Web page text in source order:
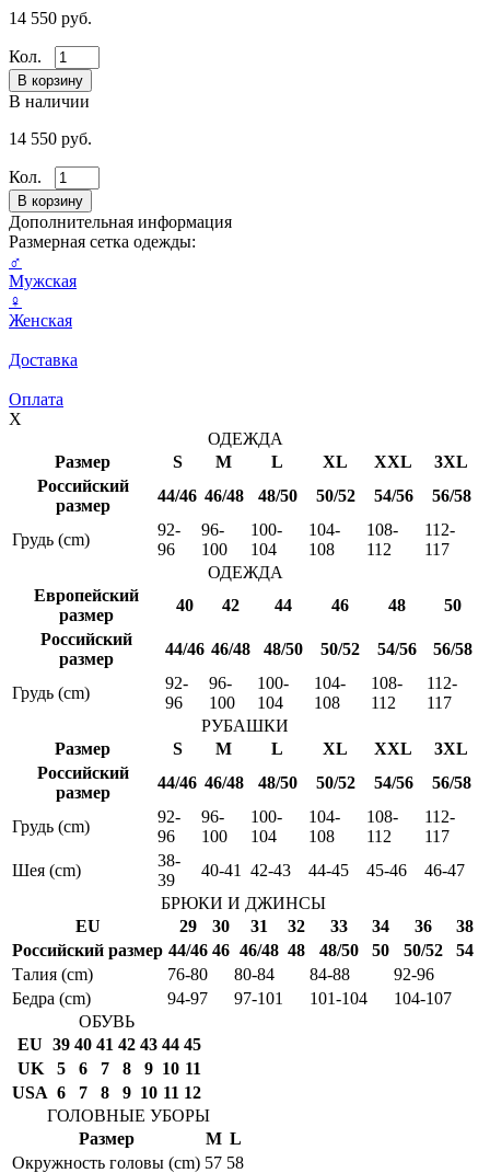
14 550 руб.
Кол.
В наличии
14 550 руб.
Кол.
Дополнительная информация
Размерная сетка одежды:
♂
Мужская
♀
Женская
Доставка
Оплата
X
ОДЕЖДА
Размер
S M L XL XXL
3XL
Российский
размер
44/46 46/48 48/50 50/52 54/56 56/58
Грудь (cm)
92-
96
96-
100
100-
104
104-
108
108-
112
112-
117
ОДЕЖДА
Европейский
размер
40 42 44 46 48
50
Российский
размер
44/46 46/48 48/50 50/52 54/56 56/58
Грудь (cm)
92-
96
96-
100
100-
104
104-
108
108-
112
112-
117
РУБАШКИ
Размер
S M L XL XXL
3XL
Российский
размер
44/46 46/48 48/50 50/52 54/56 56/58
Грудь (cm)
92-
96
96-
100
100-
104
104-
108
108-
112
112-
117
Шея (cm)
38-
39
40-41 42-43 44-45 45-46
46-47
БРЮКИ И ДЖИНСЫ
EU
29 30 31 32 33 34 36
38
Российский размер 44/46 46 46/48 48 48/50 50 50/52
54
Талия (cm)
76-80 80-84 84-88
92-96
Бедра (cm)
94-97 97-101 101-104
104-107
ОБУВЬ
EU 39 40 41 42 43 44 45
UK
5 6 7 8 9 10 11
USA 6 7 8 9 10 11 12
ГОЛОВНЫЕ УБОРЫ
Размер
M L
Окружность головы (cm) 57 58